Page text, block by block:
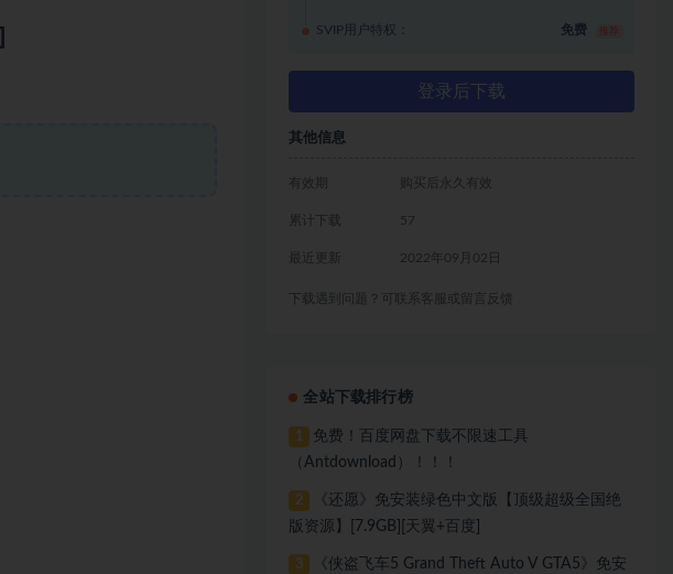
SVIP用户特权： 免费
登录后下载
其他信息
有效期 购买后永久有效
累计下载 57
最近更新 2022年09月02日
下载遇到问题？可联系客服或留言反馈
全站下载排行榜
1
免费！百度网盘下载不限速工具
（Antdownload）！！！
2
《还愿》免安装绿色中文版【顶级超级全国绝
版资源】[7.9GB][天翼+百度]
3
《侠盗飞车5 Grand Theft Auto V GTA5》免安